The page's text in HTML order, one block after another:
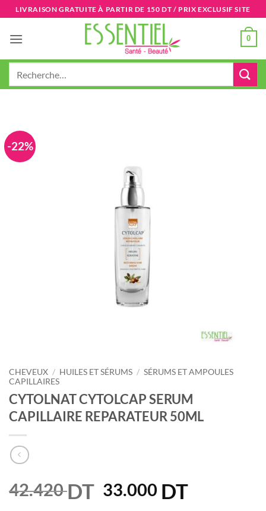
Passer
au
contenu
LIVRAISON GRATUITE À PARTIR DE 150 DT / PRIX EXCLUSIF SITE
0
-22%
CHEVEUX / HUILES ET SÉRUMS / SÉRUMS ET AMPOULES
CAPILLAIRES
CYTOLNAT CYTOLCAP SERUM
CAPILLAIRE REPARATEUR 50ML
42.420DT Le
33.000 DTLe